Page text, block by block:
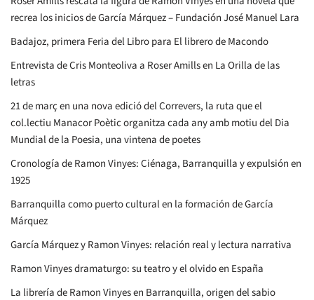
recrea los inicios de García Márquez – Fundación José Manuel Lara
Badajoz, primera Feria del Libro para El librero de Macondo
Entrevista de Cris Monteoliva a Roser Amills en La Orilla de las
letras
21 de març en una nova edició del Correvers, la ruta que el
col.lectiu Manacor Poètic organitza cada any amb motiu del Dia
Mundial de la Poesia, una vintena de poetes
Cronología de Ramon Vinyes: Ciénaga, Barranquilla y expulsión en
1925
Barranquilla como puerto cultural en la formación de García
Márquez
García Márquez y Ramon Vinyes: relación real y lectura narrativa
Ramon Vinyes dramaturgo: su teatro y el olvido en España
La librería de Ramon Vinyes en Barranquilla, origen del sabio